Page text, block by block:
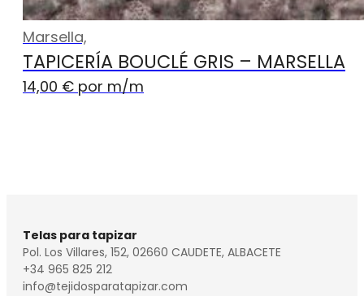
Marsella,
TAPICERÍA BOUCLÉ GRIS – MARSELLA
14,00 € por m/m
Telas para tapizar
Pol. Los Villares, 152, 02660 CAUDETE, ALBACETE
+34 965 825 212
info@tejidosparatapizar.com